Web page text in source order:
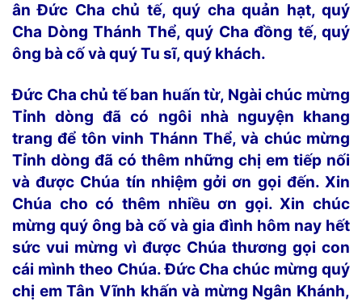
ân Đức Cha chủ tế, quý cha quản hạt, quý
Cha Dòng Thánh Thể, quý Cha đồng tế, quý
ông bà cố và quý Tu sĩ, quý khách.
Đức Cha chủ tế ban huấn từ, Ngài chúc mừng
Tỉnh dòng đã có ngôi nhà nguyện khang
trang để tôn vinh Thánn Thể, và chúc mừng
Tỉnh dòng đã có thêm những chị em tiếp nối
và được Chúa tín nhiệm gởi ơn gọi đến. Xin
Chúa cho có thêm nhiều ơn gọi. Xin chúc
mừng quý ông bà cố và gia đình hôm nay hết
sức vui mừng vì được Chúa thương gọi con
cái mình theo Chúa. Đức Cha chúc mừng quý
chị em Tân Vĩnh khấn và mừng Ngân Khánh,